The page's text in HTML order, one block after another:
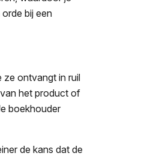
bij een
ze ontvangt in ruil
het product of
boekhouder
de kans dat de